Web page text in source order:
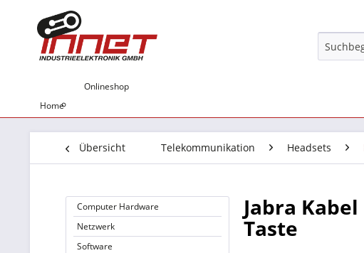
Home
Onlineshop
Übersicht Telekommunikation Headsets
Computer Hardware
Netzwerk
Software
Jabra
Taste